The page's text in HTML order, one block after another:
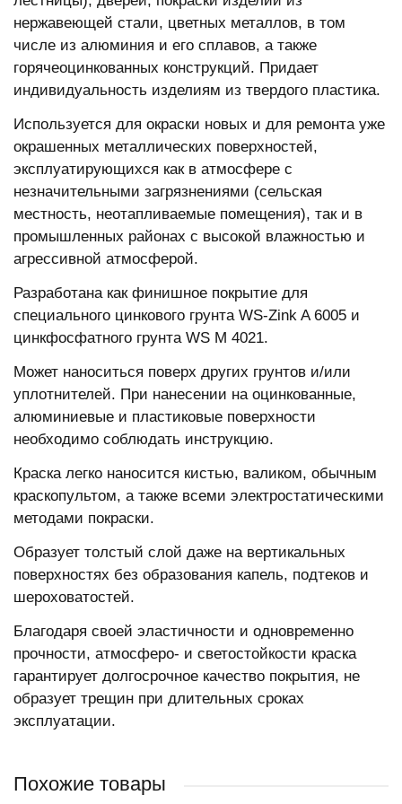
нержавеющей стали, цветных металлов, в том
числе из алюминия и его сплавов, а также
горячеоцинкованных конструкций. Придает
индивидуальность изделиям из твердого пластика.
Используется для окраски новых и для ремонта уже
окрашенных металлических поверхностей,
эксплуатирующихся как в атмосфере с
незначительными загрязнениями (сельская
местность, неотапливаемые помещения), так и в
промышленных районах с высокой влажностью и
агрессивной атмосферой.
Разработана как финишное покрытие для
специального цинкового грунта WS-Zink A 6005 и
цинкфосфатного грунта WS M 4021.
Может наноситься поверх других грунтов и/или
уплотнителей. При нанесении на оцинкованные,
алюминиевые и пластиковые поверхности
необходимо соблюдать инструкцию.
Краска легко наносится кистью, валиком, обычным
краскопультом, а также всеми электростатическими
методами покраски.
Образует толстый слой даже на вертикальных
поверхностях без образования капель, подтеков и
шероховатостей.
Благодаря своей эластичности и одновременно
прочности, атмосферо- и светостойкости краска
гарантирует долгосрочное качество покрытия, не
образует трещин при длительных сроках
эксплуатации.
Похожие товары